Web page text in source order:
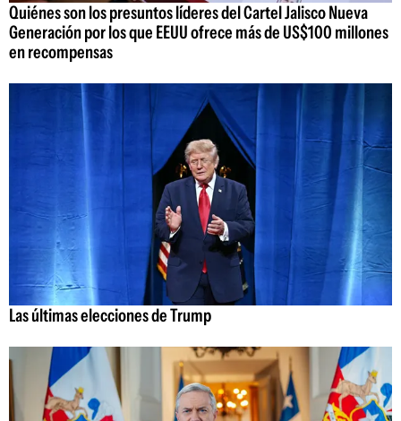
Quiénes son los presuntos líderes del Cartel Jalisco Nueva
Generación por los que EEUU ofrece más de US$100 millones
en recompensas
Las últimas elecciones de Trump